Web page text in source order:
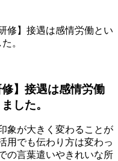
修】接遇は感情労働とい
た。
】接遇は感情労働
した。
象が大きく変わることが
用でも伝わり方は変わっ
の言葉遣いやきれいな所